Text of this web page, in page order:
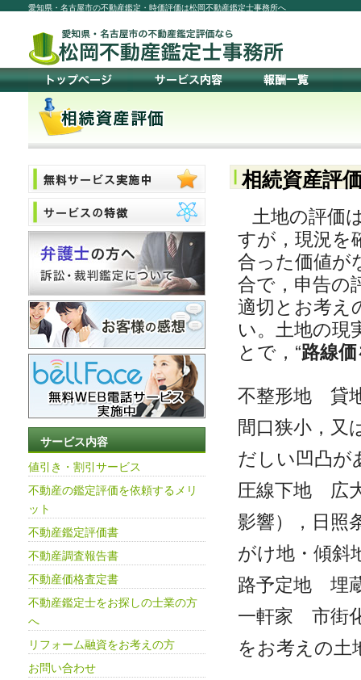
愛知県・名古屋市の不動産鑑定・時価評価は松岡不動産鑑定士事務所へ
相続資産評
土地の評価
すが，現況を
合った価値が
合で，申告の
適切とお考え
い。土地の現
とで，“路線
不整形地 貸
間口狭小，
だしい凹凸
圧線下地 広
影響），日照
がけ地・傾
路予定地 埋
一軒家 市街
をお考えの土
サービス内容
値引き・割引サービス
不動産の鑑定評価を依頼するメリ
ット
不動産鑑定評価書
不動産調査報告書
不動産価格査定書
不動産鑑定士をお探しの士業の方
へ
リフォーム融資をお考えの方
お問い合わせ